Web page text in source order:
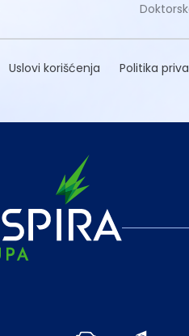
Uslovi korišćenja Politika